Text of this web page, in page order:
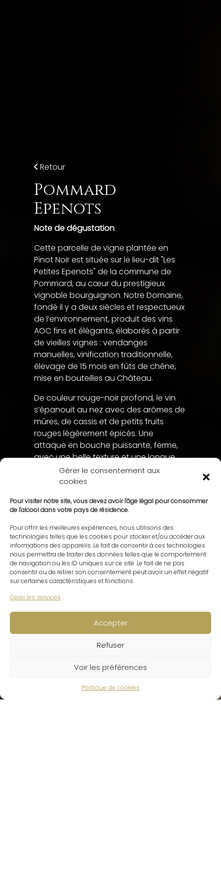
Gérer le consentement aux
cookies
Pour visiter notre site, vous devez avoir l'âge légal pour consommer
de l'alcool dans votre pays de résidence.
Pour offrir les meilleures expériences, nous utilisons des
technologies telles que les cookies pour stocker et/ou accéder aux
informations des appareils. Le fait de consentir à ces technologies
nous permettra de traiter des données telles que le comportement
de navigation ou les ID uniques sur ce site. Le fait de ne pas
consentir ou de retirer son consentement peut avoir un effet négatif
sur certaines caractéristiques et fonctions.
Gérer les services
Accepter
Refuser
Voir les préférences
Politique de cookies
Retour
Pommard
Epenots
Note de dégustation
Cette parcelle de vigne plantée en
Pinot Noir est située sur le lieu-dit "Les
Petites Epenots" de la commune de
Pommard, au cœur du prestigieux
vignoble bourguignon. Notre Domaine,
fondé il y a deux siècles et respectueux
de l’environnement, produit des vins
AOC fins et élégants, élaborés à partir
de vieilles vignes : vendanges
manuelles, vinification traditionnelle,
élevage de 15 mois en fûts de chêne,
mise en bouteilles au Château.
De couleur rouge-noir profond, le vin
s’épanouit au nez avec des arômes de
mûres, de cassis et de petits fruits
rouges légèrement épicés. Une
attaque en bouche puissante, ferme,
avec une belle texture et une longue
persistance en bouche aux arômes
opulents de fruits noires et de musc.
Accompagnement : Gibier à poil, lièvre
en civet, coq au vin, époisses...
Garde : Entre 5 et 15 ans.